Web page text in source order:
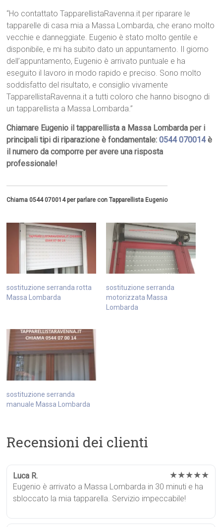
“Ho contattato TapparellistaRavenna.it per riparare le
tapparelle di casa mia a Massa Lombarda, che erano molto
vecchie e danneggiate. Eugenio è stato molto gentile e
disponibile, e mi ha subito dato un appuntamento. Il giorno
dell’appuntamento, Eugenio è arrivato puntuale e ha
eseguito il lavoro in modo rapido e preciso. Sono molto
soddisfatto del risultato, e consiglio vivamente
TapparellistaRavenna.it a tutti coloro che hanno bisogno di
un tapparellista a Massa Lombarda.”
Chiamare Eugenio il tapparellista a Massa Lombarda per i
principali tipi di riparazione è fondamentale:0544 070014è
il numero da comporre per avere una risposta
professionale!
Chiama 0544 070014 per parlare con Tapparellista Eugenio
sostituzione serranda rotta
Massa Lombarda
sostituzione serranda
motorizzata Massa
Lombarda
sostituzione serranda
manuale Massa Lombarda
Recensioni dei clienti
Luca R. ★★★★★
Eugenio è arrivato a Massa Lombarda in 30 minuti e ha
sbloccato la mia tapparella. Servizio impeccabile!